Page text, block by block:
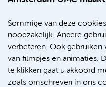
Sommige van deze
noodzakelijk. Andere
verbeteren. Ook
van filmpjes en animaties.
te klikken gaat u akkoord
zoals omschreven in ons
Meer Amsterdam UMC
Werken bij Amsterdam
Over Amsterdam UMC
Nieuws
Research